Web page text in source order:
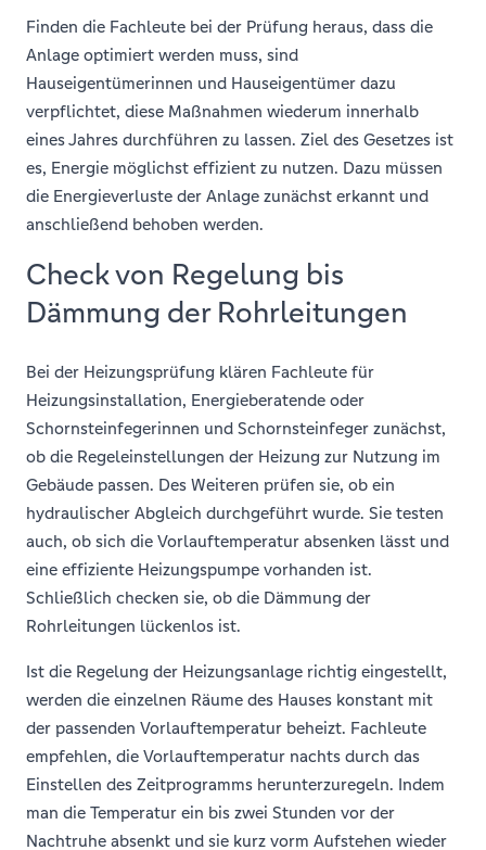
Finden die Fachleute bei der Prüfung heraus, dass die
Anlage optimiert werden muss, sind
Hauseigentümerinnen und Hauseigentümer dazu
verpflichtet, diese Maßnahmen wiederum innerhalb
eines Jahres durchführen zu lassen. Ziel des Gesetzes ist
es, Energie möglichst effizient zu nutzen. Dazu müssen
die Energieverluste der Anlage zunächst erkannt und
anschließend behoben werden.
Check von Regelung bis
Dämmung der Rohrleitungen
Bei der Heizungsprüfung klären Fachleute für
Heizungsinstallation, Energieberatende oder
Schornsteinfegerinnen und Schornsteinfeger zunächst,
ob die Regeleinstellungen der Heizung zur Nutzung im
Gebäude passen. Des Weiteren prüfen sie, ob ein
hydraulischer Abgleich durchgeführt wurde. Sie testen
auch, ob sich die Vorlauftemperatur absenken lässt und
eine effiziente Heizungspumpe vorhanden ist.
Schließlich checken sie, ob die Dämmung der
Rohrleitungen lückenlos ist.
Ist die Regelung der Heizungsanlage richtig eingestellt,
werden die einzelnen Räume des Hauses konstant mit
der passenden Vorlauftemperatur beheizt. Fachleute
empfehlen, die Vorlauftemperatur nachts durch das
Einstellen des Zeitprogramms herunterzuregeln. Indem
man die Temperatur ein bis zwei Stunden vor der
Nachtruhe absenkt und sie kurz vorm Aufstehen wieder